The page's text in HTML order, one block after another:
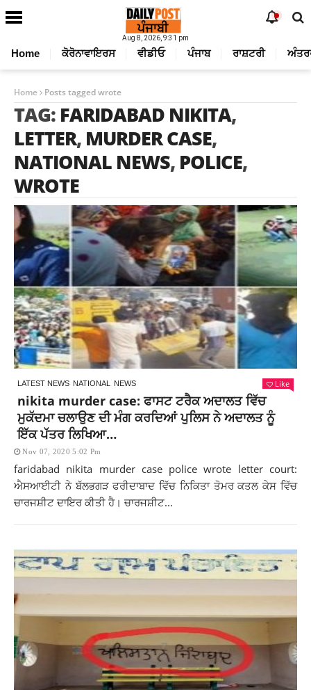
Aug 8, 2026, 9:31 pm
Home ਕੋਰੋਨਾਵਾਇਰਸ ਵੀਡੀਓ ਪੰਜਾਬ ਰਾਸ਼ਟਰੀ
Home Posts tagged wrote
TAG: FARIDABAD NIKITA,
LETTER, MURDER CASE,
NATIONAL NEWS, POLICE,
WROTE
LATEST NEWS NATIONAL NEWS Like
nikita murder case: ਫਾਸਟ ਟਰੈਕ ਅਦਾਲਤ ਵਿੱਚ
ਮੁਕੱਦਮਾ ਚਲਾਉਣ ਦੀ ਮੰਗ ਕਰਦਿਆਂ ਪੁਲਿਸ ਨੇ ਅਦਾਲਤ ਨੂੰ
ਇੱਕ ਪੱਤਰ ਲਿਖਿਆ…
Nov 07, 2020 5:02 Pm
faridabad nikita murder case police wrote letter court:
ਐਸਆਈਟੀ ਨੇ ਬੱਲਭਗੜ ਫਰੀਦਾਬਾਦ ਵਿੱਚ ਨਿਕਿਤਾ ਤੋਮਰ ਕਤਲ ਕੇਸ ਵਿੱਚ
ਚਾਰਜਸ਼ੀਟ ਦਾਇਰ ਕੀਤੀ ਹੈ। ਚਾਰਜਸ਼ੀਟ...